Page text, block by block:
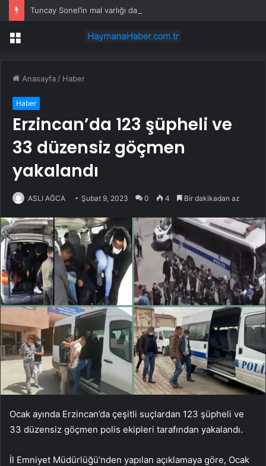
Menü
Anasayfa / Haber
Haber
Erzincan’da 123 şüpheli ve
33 düzensiz göçmen
yakalandı
ASLI AĞCA Şubat 9, 2023 0 4 Bir dakikadan az
Ocak ayında Erzincan’da çeşitli suçlardan 123 şüpheli ve
33 düzensiz göçmen polis ekipleri tarafından yakalandı.
İl Emniyet Müdürlüğü’nden yapılan açıklamaya göre, Ocak